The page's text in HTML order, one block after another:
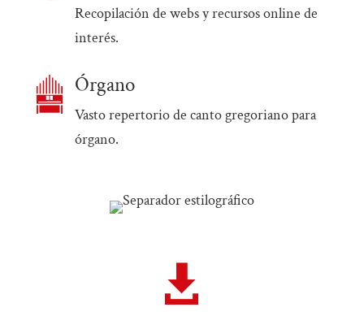
Recopilación de webs y recursos online de
interés.
Órgano
Vasto repertorio de canto gregoriano para
órgano.
